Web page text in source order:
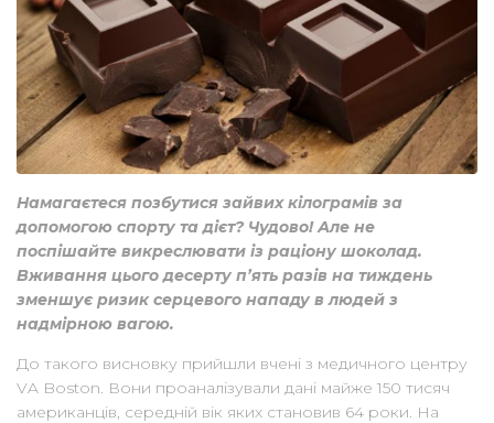
Намагаєтеся позбутися зайвих кілограмів за
допомогою спорту та дієт? Чудово! Але не
поспішайте викреслювати із раціону шоколад.
Вживання цього десерту п’ять разів на тиждень
зменшує ризик серцевого нападу в людей з
надмірною вагою.
До такого висновку прийшли вчені з медичного центру
VA Boston. Вони проаналізували дані майже 150 тисяч
американців, середній вік яких становив 64 роки. На